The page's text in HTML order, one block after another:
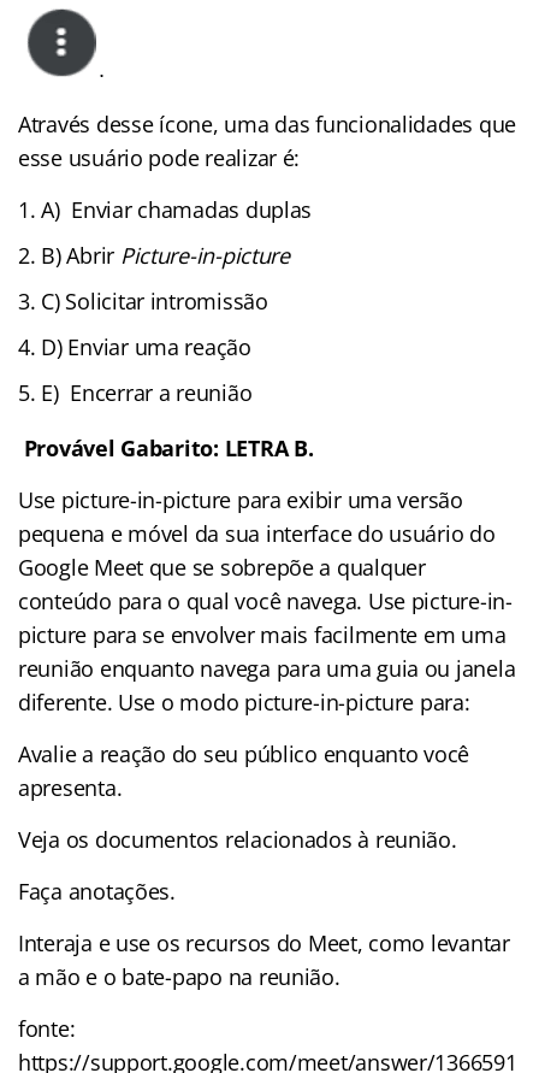
Através desse ícone, uma das funcionalidades que
esse usuário pode realizar é:
A) Enviar chamadas duplas
B)Abrir Picture-in-picture
C) Solicitar intromissão
D) Enviar uma reação
E) Encerrar a reunião
Provável Gabarito: LETRA B.
Use picture-in-picture para exibir uma versão
pequena e móvel da sua interface do usuário do
Google Meet que se sobrepõe a qualquer
conteúdo para o qual você navega. Use picture-in-
picture para se envolver mais facilmente em uma
reunião enquanto navega para uma guia ou janela
diferente. Use o modo picture-in-picture para:
Avalie a reação do seu público enquanto você
apresenta.
Veja os documentos relacionados à reunião.
Faça anotações.
Interaja e use os recursos do Meet, como levantar
a mão e o bate-papo na reunião.
fonte:
https://support.google.com/meet/answer/1366591